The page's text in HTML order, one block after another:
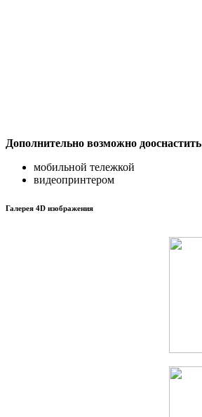
Дополнительно возможно дооснастить
мобильной тележкой
видеопринтером
Галерея 4D изображения